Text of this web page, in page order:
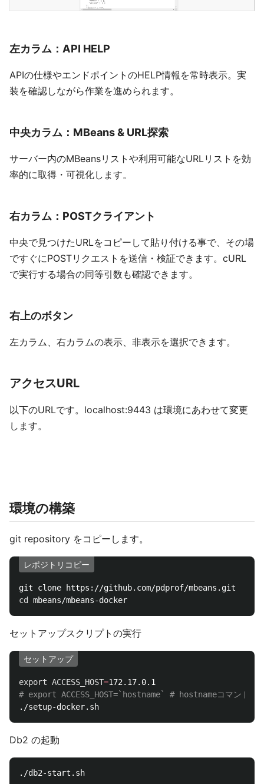
左カラム：API HELP
APIの仕様やエンドポイントのHELP情報を常時表示。実
装を確認しながら作業を進められます。
中央カラム：MBeans & URL探索
サーバー内のMBeansリストや利用可能なURLリストを効
率的に取得・可視化します。
右カラム：POSTクライアント
中央で見つけたURLをコピーして貼り付ける事で、その場
ですぐにPOSTリクエストを送信・検証できます。cURL
で実行する場合の同等引数も確認できます。
右上のボタン
左カラム、右カラムの表示、非表示を選択できます。
アクセスURL
以下のURLです。localhost:9443 は環境にあわせて変更
します。
環境の構築
git repository をコピーします。
レポジトリコピー
cd
セットアップスクリプトの実行
セットアップ
export ACCESS_HOST=
# export ACCESS_HOST=`hostname` # hostnameコマンドで
Db2 の起動